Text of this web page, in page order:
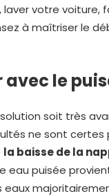
votre voiture,
à maîtriser le
le
soit très
ne sont certes
la baisse de la
eau puisée
eaux